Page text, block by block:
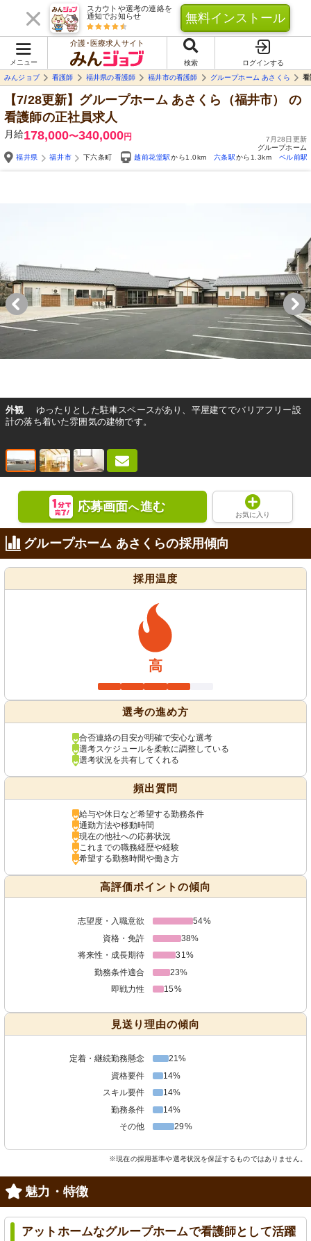
スカウトや選考の連絡を
通知でお知らせ
無料インストール
メニュー
介護･医療求人サイト
検索
ログインする
みんジョブ
看護師 福井県の看護師 福井市の看護師 グループホーム あさくら 看
【7/28更新】グループホーム あさくら（福井市）
の
看護師の正社員求人
月給178,000〜340,000円
7月28日更新
グループホーム
福井県
福井市 下六条町 越前花堂駅から1.0km 六条駅から1.3km ベル前駅
外観
ゆったりとした駐車スペースがあり、平屋建てでバリアフリー設
計の落ち着いた雰囲気の建物です。
応募画面へ進む
お気に入り
グループホーム あさくらの採用傾向
採用温度
高
選考の進め方
合否連絡の目安が明確で安心な選考
選考スケジュールを柔軟に調整している
選考状況を共有してくれる
頻出質問
給与や休日など希望する勤務条件
通勤方法や移動時間
現在の他社への応募状況
これまでの職務経歴や経験
希望する勤務時間や働き方
高評価ポイントの傾向
志望度・入職意欲
54%
資格・免許
38%
将来性・成長期待
31%
勤務条件適合
23%
即戦力性
15%
見送り理由の傾向
定着・継続勤務懸念
21%
資格要件
14%
スキル要件
14%
勤務条件
14%
その他
29%
※現在の採用基準や選考状況を保証するものではありません。
魅力・特徴
アットホームなグループホームで看護師として活躍